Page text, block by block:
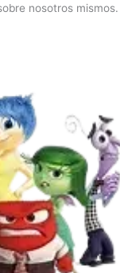
nosotros mismos.